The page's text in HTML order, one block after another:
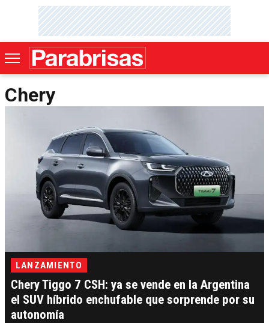
Chery
LANZAMIENTO
Chery Tiggo 7 CSH: ya se vende en la Argentina
el SUV híbrido enchufable que sorprende por su
autonomía